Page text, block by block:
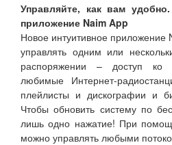
Управляйте, как вам
приложение Naim App
Новое интуитивное приложение
управлять одним или
распоряжении – доступ ко
любимые Интернет-
плейлисты и дискографии и
Чтобы обновить систему по
лишь одно нажатие! При
можно управлять любыми